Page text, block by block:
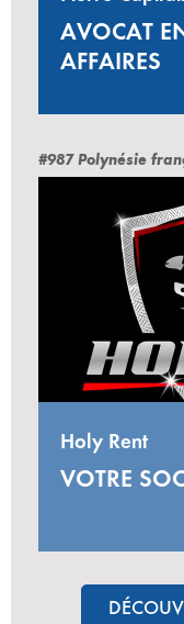
AVOCAT
AFFAIRES
#987 Polynésie
Holy Rent
VOTRE